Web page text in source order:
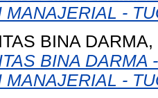
MANAJERIAL -
BINA
BINA DARMA
MANAJERIAL -